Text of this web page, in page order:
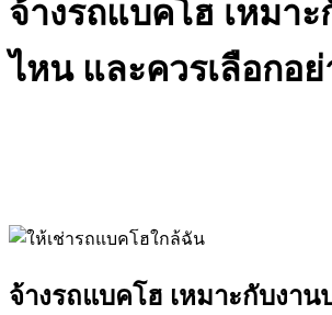
จ้างรถแบคโฮ เหมา
ไหน และควรเลือกอย่
จ้างรถแบคโฮ เหมาะกับงาน